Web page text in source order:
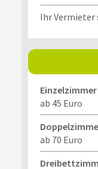
Ihr Vermieter
Einzelzimmer
ab 45 Euro
ab 70 Euro